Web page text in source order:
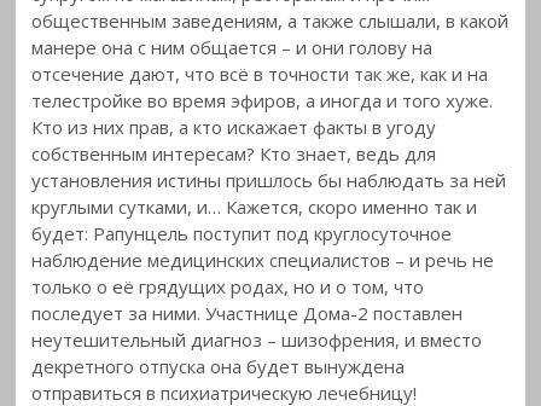
общественным заведениям, а также слышали, в какой
манере она с ним общается – и они голову на
отсечение дают, что всё в точности так же, как и на
телестройке во время эфиров, а иногда и того хуже.
Кто из них прав, а кто искажает факты в угоду
собственным интересам? Кто знает, ведь для
установления истины пришлось бы наблюдать за ней
круглыми сутками, и… Кажется, скоро именно так и
будет: Рапунцель поступит под круглосуточное
наблюдение медицинских специалистов – и речь не
только о её грядущих родах, но и о том, что
последует за ними. Участнице Дома-2 поставлен
неутешительный диагноз – шизофрения, и вместо
декретного отпуска она будет вынуждена
отправиться в психиатрическую лечебницу!